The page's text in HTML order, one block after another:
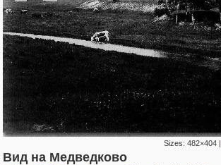
Sizes: 482×404|
Вид на Медведково
1,407,269
96,575 1,691